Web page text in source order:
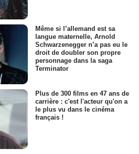
Même si l’allemand est sa
langue maternelle, Arnold
Schwarzenegger n’a pas eu le
droit de doubler son propre
personnage dans la saga
Terminator
Plus de 300 films en 47 ans de
carrière : c'est l'acteur qu'on a
le plus vu dans le cinéma
français !